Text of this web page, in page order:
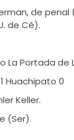
de penal
de Cé).
La Portada de
Huachipato 0
Keller.
(Ser).